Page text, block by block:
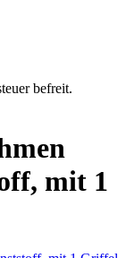
befreit.
mit 1